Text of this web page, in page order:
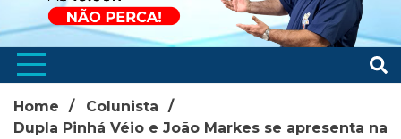
Home
Colunista
Dupla Pinhá Véio e João Markes se apresenta na